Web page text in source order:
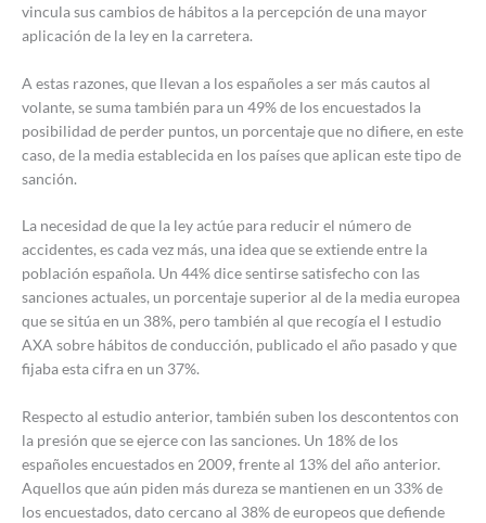
vincula sus cambios de hábitos a la percepción de una mayor
aplicación de la ley en la carretera.
A estas razones, que llevan a los españoles a ser más cautos al
volante, se suma también para un 49% de los encuestados la
posibilidad de perder puntos, un porcentaje que no difiere, en este
caso, de la media establecida en los países que aplican este tipo de
sanción.
La necesidad de que la ley actúe para reducir el número de
accidentes, es cada vez más, una idea que se extiende entre la
población española. Un 44% dice sentirse satisfecho con las
sanciones actuales, un porcentaje superior al de la media europea
que se sitúa en un 38%, pero también al que recogía el I estudio
AXA sobre hábitos de conducción, publicado el año pasado y que
fijaba esta cifra en un 37%.
Respecto al estudio anterior, también suben los descontentos con
la presión que se ejerce con las sanciones. Un 18% de los
españoles encuestados en 2009, frente al 13% del año anterior.
Aquellos que aún piden más dureza se mantienen en un 33% de
los encuestados, dato cercano al 38% de europeos que defiende